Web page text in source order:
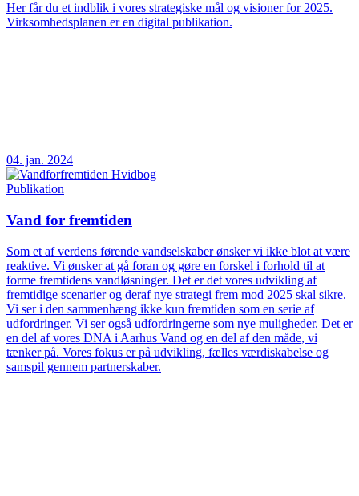
Her får du et indblik i vores strategiske mål og visioner for 2025.
Virksomhedsplanen er en digital publikation.
04. jan. 2024
Publikation
Vand for fremtiden
Som et af verdens førende vandselskaber ønsker vi ikke blot at være
reaktive. Vi ønsker at gå foran og gøre en forskel i forhold til at
forme fremtidens vandløsninger. Det er det vores udvikling af
fremtidige scenarier og deraf nye strategi frem mod 2025 skal sikre.
Vi ser i den sammenhæng ikke kun fremtiden som en serie af
udfordringer. Vi ser også udfordringerne som nye muligheder. Det er
en del af vores DNA i Aarhus Vand og en del af den måde, vi
tænker på. Vores fokus er på udvikling, fælles værdiskabelse og
samspil gennem partnerskaber.